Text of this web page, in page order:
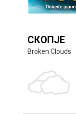
СКОПЈЕ
Broken Clouds